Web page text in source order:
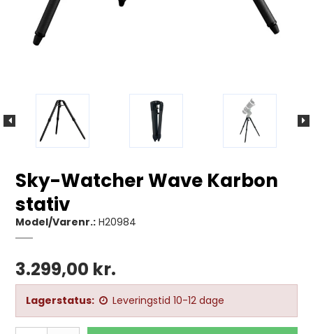
Sky-Watcher Wave Karbon
stativ
Model/Varenr.: H20984
3.299,00 kr.
Lagerstatus: Leveringstid 10-12 dage